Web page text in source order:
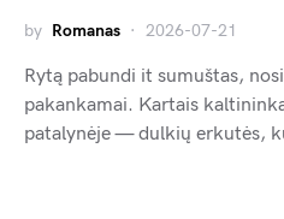
by Romanas 2026-07-21
Rytą pabundi it sumuštas,
pakankamai. Kartais
patalynėje — dulkių erkutės,